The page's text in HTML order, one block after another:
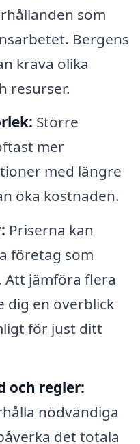
som
Bergens
kräva olika
resurser.
Större
mer
med längre
öka kostnaden.
Priserna kan
företag som
jämföra flera
dig en överblick
för just ditt
och regler:
nödvändiga
det totala